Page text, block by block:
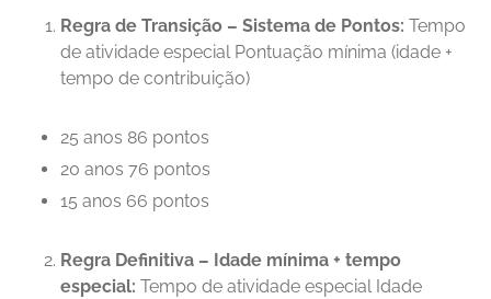
Regra de Transição – Sistema de Pontos: Tempo
de atividade especial Pontuação mínima (idade +
tempo de contribuição)
25 anos 86 pontos
20 anos 76 pontos
15 anos 66 pontos
Regra Definitiva – Idade mínima + tempo
especial: Tempo de atividade especial Idade